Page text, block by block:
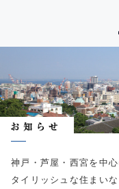
神戸・芦屋・西宮を中
タイリッシュな住まいな